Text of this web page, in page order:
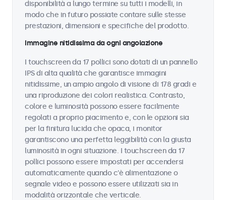
disponibilità a lungo termine su tutti i modelli, in
modo che in futuro possiate contare sulle stesse
prestazioni, dimensioni e specifiche del prodotto.
Immagine nitidissima da ogni angolazione
I touchscreen da 17 pollici sono dotati di un pannello
IPS di alta qualità che garantisce immagini
nitidissime, un ampio angolo di visione di 178 gradi e
una riproduzione dei colori realistica. Contrasto,
colore e luminosità possono essere facilmente
regolati a proprio piacimento e, con le opzioni sia
per la finitura lucida che opaca, i monitor
garantiscono una perfetta leggibilità con la giusta
luminosità in ogni situazione. I touchscreen da 17
pollici possono essere impostati per accendersi
automaticamente quando c'è alimentazione o
segnale video e possono essere utilizzati sia in
modalità orizzontale che verticale.